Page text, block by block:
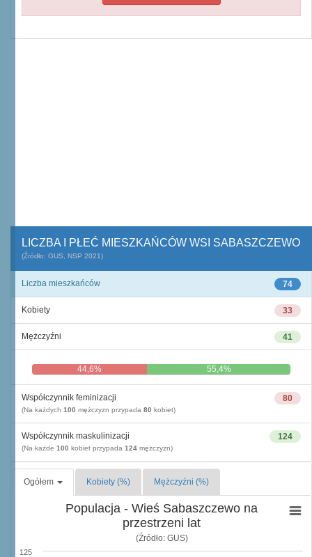
LICZBA I PŁEĆ MIESZKAŃCÓW WSI SABASZCZEWO
(Źródło: GUS, NSP 2021)
74
Liczba mieszkańców
33
Kobiety
41
Mężczyźni
44,6% 55,4%
80
Współczynnik feminizacji
(Na każdych 100 mężczyzn przypada 80 kobiet)
124
Współczynnik maskulinizacji
(Na każde 100 kobiet przypada 124 mężczyzn)
Ogółem Kobiety (%) Mężczyźni (%)
Populacja - Wieś Sabaszczewo na
przestrzeni lat
(Źródło: GUS)
125